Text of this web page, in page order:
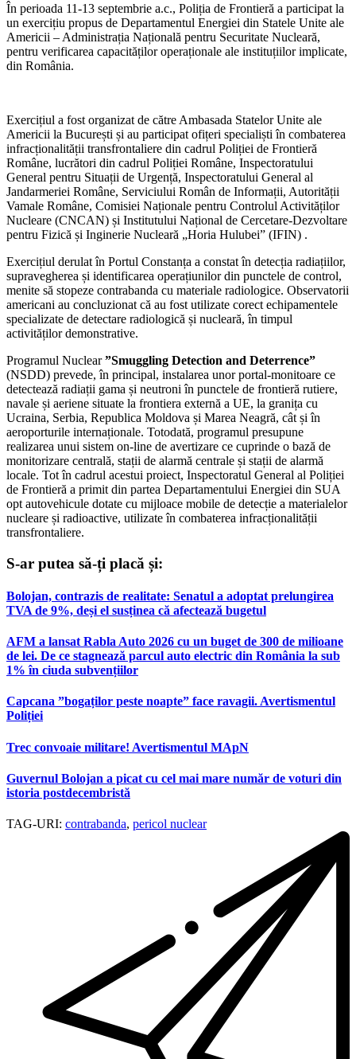
În perioada 11-13 septembrie a.c., Poliția de Frontieră a participat la
un exercițiu propus de Departamentul Energiei din Statele Unite ale
Americii – Administrația Națională pentru Securitate Nucleară,
pentru verificarea capacităților operaționale ale instituțiilor implicate,
din România.
Exercițiul a fost organizat de către Ambasada Statelor Unite ale
Americii la București și au participat ofițeri specialiști în combaterea
infracționalității transfrontaliere din cadrul Poliției de Frontieră
Române, lucrători din cadrul Poliției Române, Inspectoratului
General pentru Situații de Urgență, Inspectoratului General al
Jandarmeriei Române, Serviciului Român de Informații, Autorității
Vamale Române, Comisiei Naționale pentru Controlul Activităților
Nucleare (CNCAN) și Institutului Național de Cercetare-Dezvoltare
pentru Fizică și Inginerie Nucleară „Horia Hulubei” (IFIN) .
Exercițiul derulat în Portul Constanța a constat în detecția radiațiilor,
supravegherea și identificarea operațiunilor din punctele de control,
menite să stopeze contrabanda cu materiale radiologice. Observatorii
americani au concluzionat că au fost utilizate corect echipamentele
specializate de detectare radiologică și nucleară, în timpul
activităților demonstrative.
Programul Nuclear”Smuggling Detection and Deterrence”
(NSDD) prevede, în principal, instalarea unor portal-monitoare ce
detectează radiații gama și neutroni în punctele de frontieră rutiere,
navale și aeriene situate la frontiera externă a UE, la granița cu
Ucraina, Serbia, Republica Moldova și Marea Neagră, cât și în
aeroporturile internaționale. Totodată, programul presupune
realizarea unui sistem on-line de avertizare ce cuprinde o bază de
monitorizare centrală, stații de alarmă centrale și stații de alarmă
locale. Tot în cadrul acestui proiect, Inspectoratul General al Poliției
de Frontieră a primit din partea Departamentului Energiei din SUA
opt autovehicule dotate cu mijloace mobile de detecție a materialelor
nucleare și radioactive, utilizate în combaterea infracționalității
transfrontaliere.
S-ar putea să-ți placă și:
Bolojan, contrazis de realitate: Senatul a adoptat prelungirea
TVA de 9%, deși el susținea că afectează bugetul
AFM a lansat Rabla Auto 2026 cu un buget de 300 de milioane
de lei. De ce stagnează parcul auto electric din România la sub
1% în ciuda subvențiilor
Capcana ”bogaților peste noapte” face ravagii. Avertismentul
Poliției
Trec convoaie militare! Avertismentul MApN
Guvernul Bolojan a picat cu cel mai mare număr de voturi din
istoria postdecembristă
TAG-URI: contrabanda, pericol nuclear